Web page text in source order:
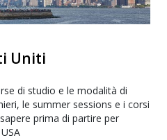
Uniti
di studio e le modalità di
le summer sessions e i corsi
prima di partire per